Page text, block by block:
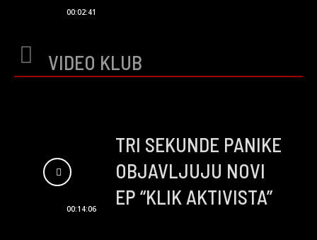
00:02:41
VIDEO KLUB
00:14:06
TRI SEKUNDE PANIKE
OBJAVLJUJU NOVI
EP “KLIK AKTIVISTA”